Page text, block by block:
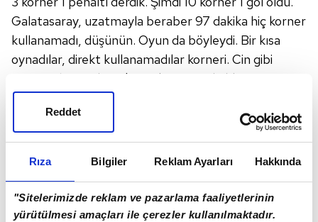
Rıza Bilgiler Reklam Ayarları Hakkında
"Sitelerimizde reklam ve pazarlama faaliyetlerinin
yürütülmesi amaçları ile çerezler kullanılmaktadır.
Reddet
Galatasaray, uzatmayla beraber 97 dakika hiç korner
kullanamadı, düşünün. Oyun da böyleydi. Bir kısa
oynadılar, direkt kullanamadılar korneri. Cin gibi
oyuncu, bir attılar, 9'uncu korner gol oldu. Maçın
özeti burada yatıyor.
4 maç 10 puan kötü değildir. Fakat teknik
direktörlerle ilgili bir takım doneler sunmamız gerek...
Bu maçın 1-0 bitmeyeceğini devre arası
edebilecek oyuncular lazım. Ndiaye'yi çıkarıp
Selçuk'u alıyorsun. Pasla rakip yarı alana